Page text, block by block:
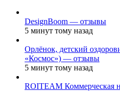
DesignBoom — отзывы
5 минут тому назад
Орлёнок, детский
«Космос») — отзывы
5 минут тому назад
ROITEAM Коммерческая